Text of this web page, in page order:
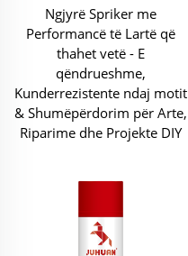
Ngjyrë Spriker me
Performancë të Lartë që
thahet vetë - E
qëndrueshme,
Kunderrezistente ndaj motit
& Shumëpërdorim për Arte,
Riparime dhe Projekte DIY